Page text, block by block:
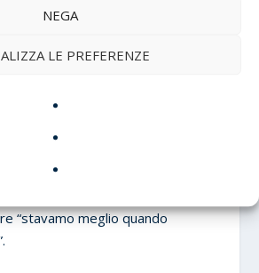
NEGA
LE PREFERENZE
estremo della Elly
di area cattolica. Quanto a
dei suoi gregari e un bacino
vorrà investire in
“stavamo meglio quando